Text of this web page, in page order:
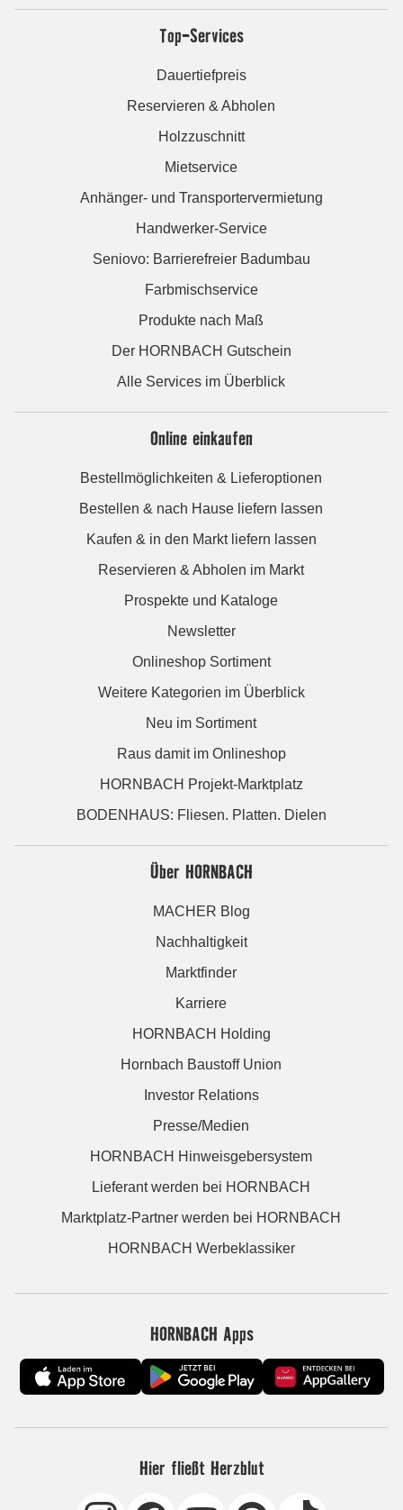
Top-Services
Dauertiefpreis
Reservieren & Abholen
Holzzuschnitt
Mietservice
Anhänger- und Transportervermietung
Handwerker-Service
Seniovo: Barrierefreier Badumbau
Farbmischservice
Produkte nach Maß
Der HORNBACH Gutschein
Alle Services im Überblick
Online einkaufen
Bestellmöglichkeiten & Lieferoptionen
Bestellen & nach Hause liefern lassen
Kaufen & in den Markt liefern lassen
Reservieren & Abholen im Markt
Prospekte und Kataloge
Newsletter
Onlineshop Sortiment
Weitere Kategorien im Überblick
Neu im Sortiment
Raus damit im Onlineshop
HORNBACH Projekt-Marktplatz
BODENHAUS: Fliesen. Platten. Dielen
Über HORNBACH
MACHER Blog
Nachhaltigkeit
Marktfinder
Karriere
HORNBACH Holding
Hornbach Baustoff Union
Investor Relations
Presse/Medien
HORNBACH Hinweisgebersystem
Lieferant werden bei HORNBACH
Marktplatz-Partner werden bei HORNBACH
HORNBACH Werbeklassiker
HORNBACH Apps
Hier fließt Herzblut